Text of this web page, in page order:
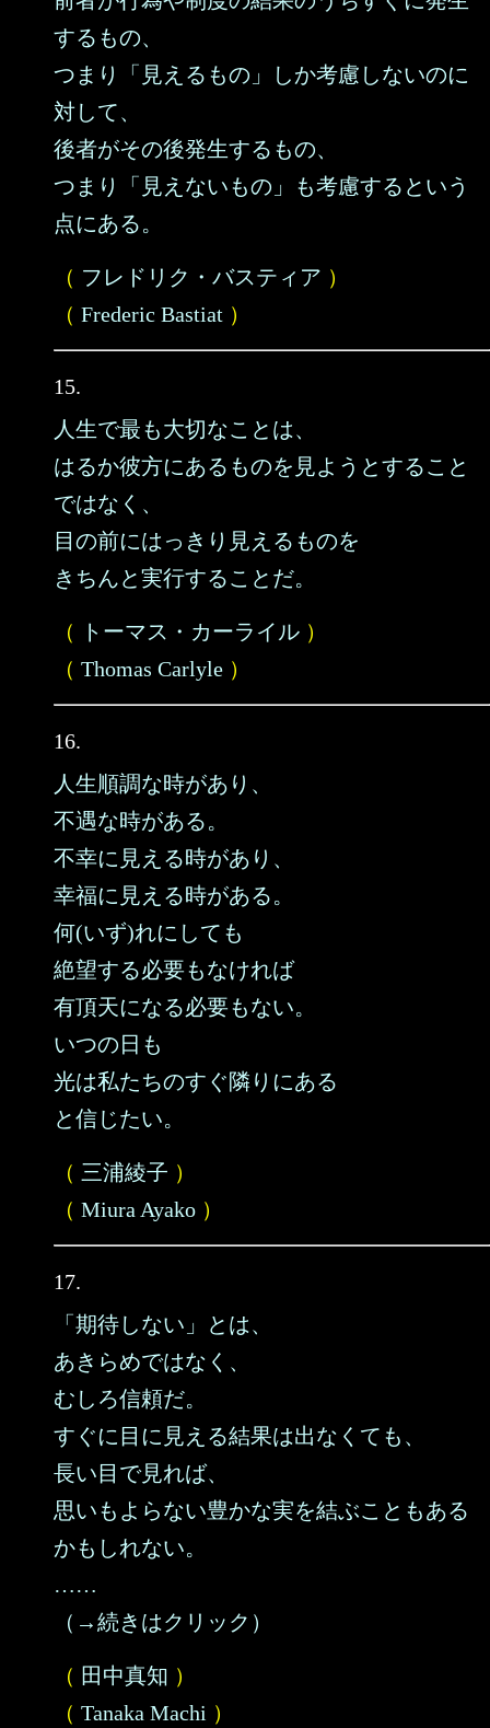
するもの、
つまり「見えるもの」しか考慮しないのに
対して、
後者がその後発生するもの、
つまり「見えないもの」も考慮するという
点にある。
（ フレドリク・バスティア ）
（ Frederic Bastiat ）
15.
人生で最も大切なことは、
はるか彼方にあるものを見ようとすること
ではなく、
目の前にはっきり見えるものを
きちんと実行することだ。
（ トーマス・カーライル ）
（ Thomas Carlyle ）
16.
人生順調な時があり、
不遇な時がある。
不幸に見える時があり、
幸福に見える時がある。
何(いず)れにしても
絶望する必要もなければ
有頂天になる必要もない。
いつの日も
光は私たちのすぐ隣りにある
と信じたい。
（ 三浦綾子 ）
（ Miura Ayako ）
17.
「期待しない」とは、
あきらめではなく、
むしろ信頼だ。
すぐに目に見える結果は出なくても、
長い目で見れば、
思いもよらない豊かな実を結ぶこともある
かもしれない。
……
（→続きはクリック）
（ 田中真知 ）
（ Tanaka Machi ）